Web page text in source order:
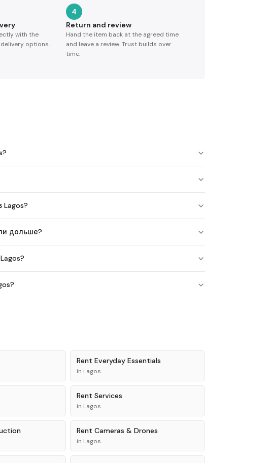
with the
options.
4
Return and review
Hand the item back at the agreed time
and leave a review. Trust builds over
time.
дольше?
Rent Everyday Essentials
in Lagos
Rent Services
in Lagos
Rent Cameras & Drones
in Lagos